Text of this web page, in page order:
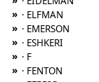
» · ELFMAN
» · EMERSON
» · ESHKERI
» · F
» · FENTON